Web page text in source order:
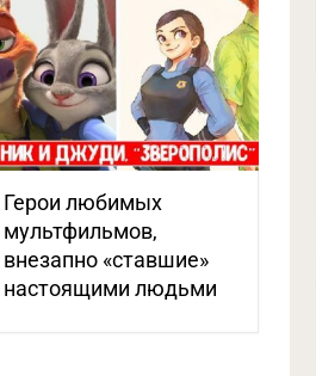
Герои любимых
мультфильмов,
внезапно «ставшие»
настоящими людьми